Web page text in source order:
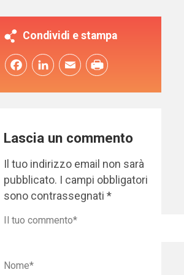
Condividi e stampa
LinkedInEmail
Lascia un commento
Il tuo indirizzo email non sarà
pubblicato. I campi obbligatori
sono contrassegnati*